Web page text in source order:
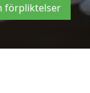
förpliktelser